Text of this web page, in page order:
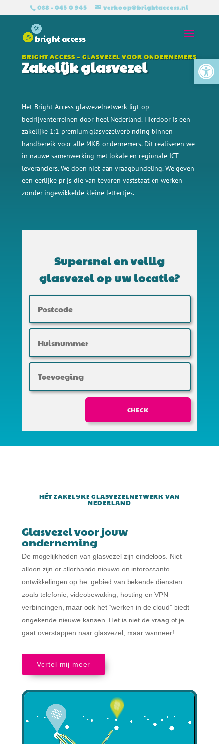
088 - 045 0 945 verkoop@brightaccess.nl
BRIGHT ACCESS – GLASVEZEL VOOR ONDERNEMERS
Zakelijk glasvezel
Het Bright Access glasvezelnetwerk ligt op
bedrijventerreinen door heel Nederland. Hierdoor is een
zakelijke 1:1 premium glasvezelverbinding binnen
handbereik voor alle MKB-ondernemers. Dit realiseren we
in nauwe samenwerking met lokale en regionale ICT-
leveranciers. We doen niet aan vraagbundeling. We geven
een eerlijke prijs die van tevoren vaststaat en werken
zonder ingewikkelde kleine lettertjes.
Supersnel en veilig
glasvezel op uw locatie?
CHECK
HÉT ZAKELIJKE GLASVEZELNETWERK VAN
NEDERLAND
Glasvezel voor jouw
onderneming
De mogelijkheden van glasvezel zijn eindeloos. Niet
alleen zijn er allerhande nieuwe en interessante
ontwikkelingen op het gebied van bekende diensten
zoals telefonie, videobewaking, hosting en VPN
verbindingen, maar ook het “werken in de cloud” biedt
ongekende nieuwe kansen. Het is niet de vraag of je
gaat overstappen naar glasvezel, maar wanneer!
Vertel mij meer